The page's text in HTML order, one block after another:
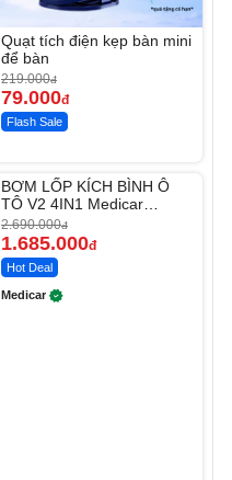
Quạt tích điện kẹp bàn mini
để bàn
219.000đ
79.000đ
Flash Sale
-37%
BƠM LỐP KÍCH BÌNH Ô
TÔ V2 4IN1 Medicar
12.000mAh
2.690.000đ
1.685.000đ
Hot Deal
Medicar